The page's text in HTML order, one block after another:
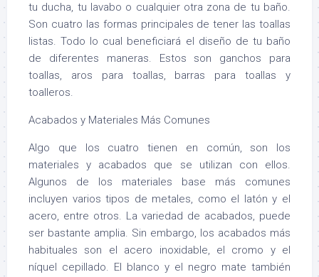
tu ducha, tu lavabo o cualquier otra zona de tu baño.
Son cuatro las formas principales de tener las toallas
listas. Todo lo cual beneficiará el diseño de tu baño
de diferentes maneras. Estos son ganchos para
toallas, aros para toallas, barras para toallas y
toalleros.
Acabados y Materiales Más Comunes
Algo que los cuatro tienen en común, son los
materiales y acabados que se utilizan con ellos.
Algunos de los materiales base más comunes
incluyen varios tipos de metales, como el latón y el
acero, entre otros. La variedad de acabados, puede
ser bastante amplia. Sin embargo, los acabados más
habituales son el acero inoxidable, el cromo y el
níquel cepillado. El blanco y el negro mate también